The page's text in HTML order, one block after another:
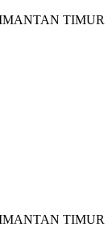
TIMUR
TIMUR